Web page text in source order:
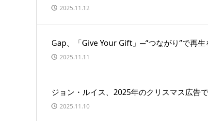
2025.11.12
Gap、「Give Your Gift」─“つながり”で再
2025.11.11
ジョン・ルイス、2025年のクリスマス広告
2025.11.10